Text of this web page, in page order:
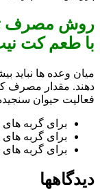
روش مصرف
با طعم کت
دهند. مقدار مصرف
فعالیت حیوان
برای گربه های با وزن 2 الی 3
برای گربه های با وزن 4 الی 5
برای گربه های با وزن 6 الی 7
دیدگاهها